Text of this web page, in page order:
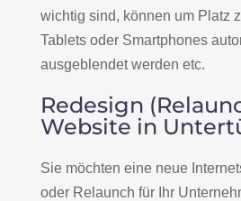
wichtig sind, können um Platz
Tablets oder Smartphones
ausgeblendet werden etc.
Redesign
Website in
Sie möchten eine neue
oder Relaunch für Ihr